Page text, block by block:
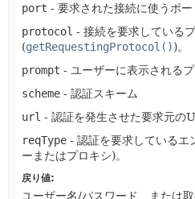
port - 要求された接続に使うポ
protocol - 接続を要求している
(getRequestingProtocol())。
prompt - ユーザーに表示される
scheme - 認証スキーム
url - 認証を発生させた要求元の
reqType - 認証を要求しているエ
ーまたはプロキシ)。
戻り値:
ユーザー名/パスワード、または